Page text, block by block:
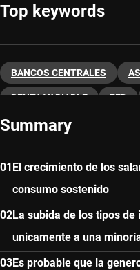
Top keywords
BANCOS CENTRALES
RENTA VARIABLE FED
Summary
El crecimiento de los
consumo sostenido
La subida de los tipos
unicamente a una
Es probable que la